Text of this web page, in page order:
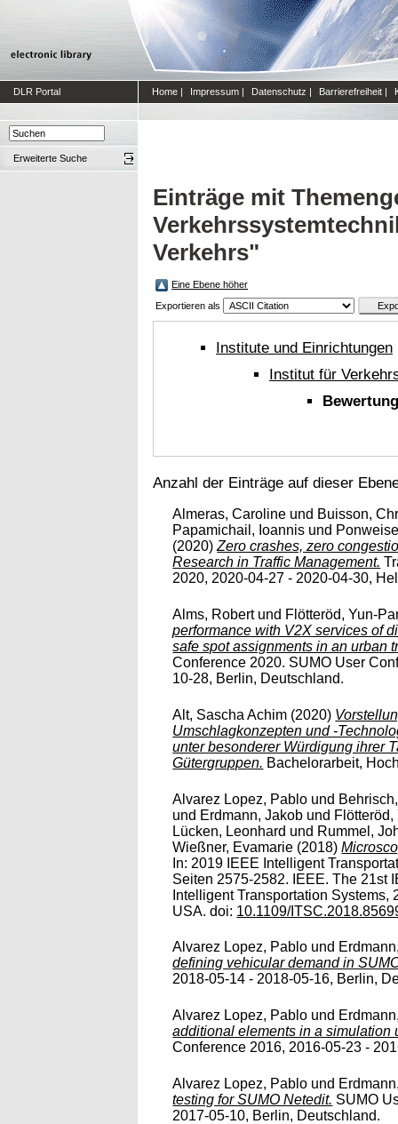
DLR Portal Home | Impressum | Datenschutz | Barrierefreiheit |
Erweiterte Suche
Einträge mit
Verkehrs"
Eine Ebene höher
Exportieren als
Institute und Einrichtungen
Institut für
Anzahl der Einträge auf dieser
Almeras, Caroline und Buisson,
Papamichail, Ioannis und
(2020)Zero crashes, zero
Research in Traffic Management.
2020, 2020-04-27 - 2020-04-30,
Alms, Robertund Flötteröd, Yun-
performance with V2X services of
safe spot assignments in an urban
Conference 2020. SUMO User
10-28, Berlin, Deutschland.
Alt, Sascha Achim (2020)
Umschlagkonzepten und -
unter besonderer Würdigung ihrer
Gütergruppen. Bachelorarbeit,
Alvarez Lopez, Pablo und
und Erdmann, Jakob und
Lücken, Leonhard und Rummel,
Wießner, Evamarie (2018)
In: 2019 IEEE Intelligent
Seiten 2575-2582. IEEE. The 21st
Intelligent Transportation Systems,
USA. doi: 10.1109/
Alvarez Lopez, Pablo und
defining vehicular demand in
2018-05-14 - 2018-05-16, Berlin,
Alvarez Lopez, Pablo und
additional elements in a simulation
Conference 2016, 2016-05-23 -
Alvarez Lopez, Pablo und
testing for SUMO Netedit. SUMO
2017-05-10, Berlin, Deutschland.